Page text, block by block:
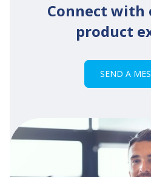
Connect with
product
SEND A